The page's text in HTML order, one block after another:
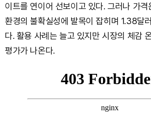
이트를 연이어 선보이고 있다. 그러나 가
환경의 불확실성에 발목이 잡히며 1.38달
다. 활용 사례는 늘고 있지만 시장의 체감
평가가 나온다.